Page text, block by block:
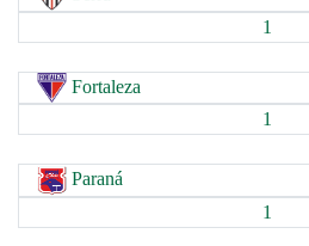
1
Fortaleza
1
Paraná
1